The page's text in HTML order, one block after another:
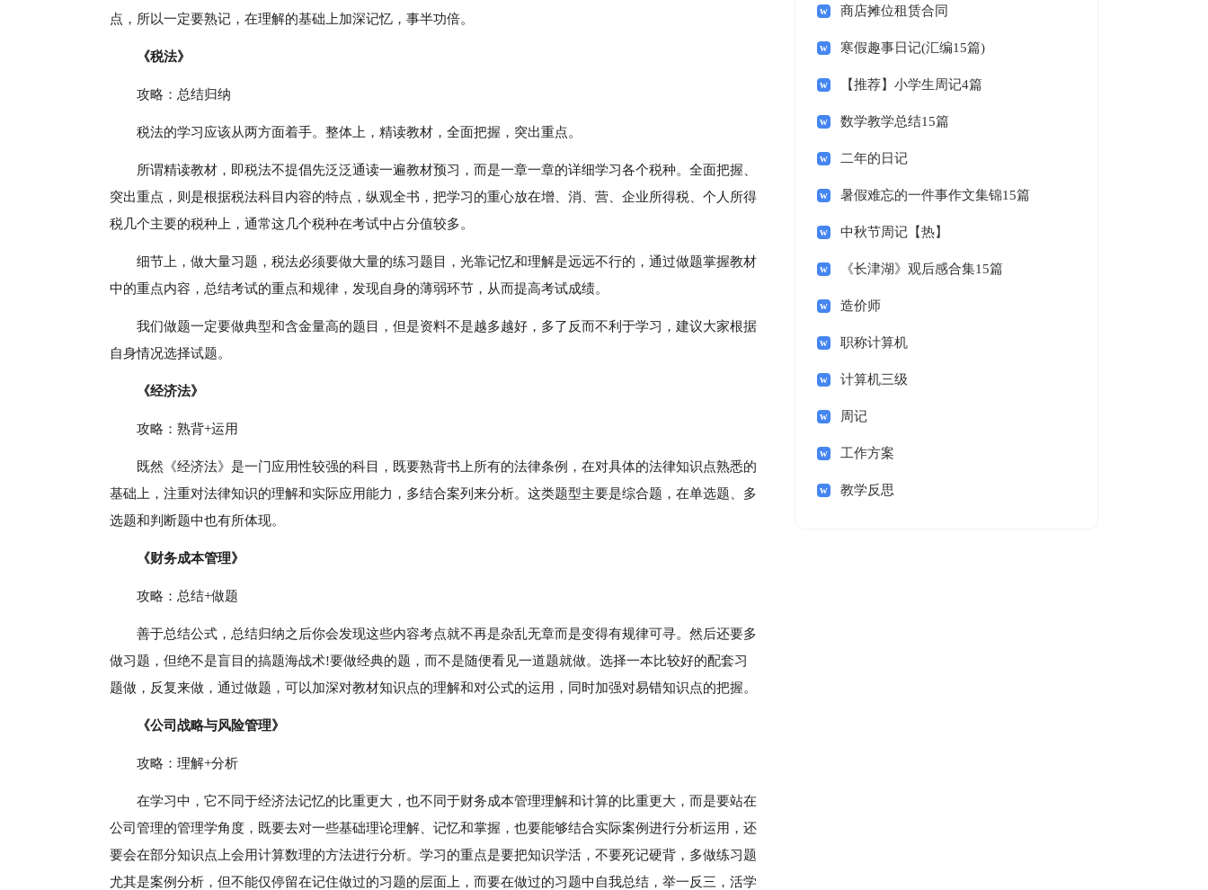
点，所以一定要熟记，在理解的基础上加深记忆，事半功倍。
《税法》
攻略：总结归纳
税法的学习应该从两方面着手。整体上，精读教材，全面把握，突出重点。
所谓精读教材，即税法不提倡先泛泛通读一遍教材预习，而是一章一章的详细学习各个税种。全面把握、
突出重点，则是根据税法科目内容的特点，纵观全书，把学习的重心放在增、消、营、企业所得税、个人所得
税几个主要的税种上，通常这几个税种在考试中占分值较多。
细节上，做大量习题，税法必须要做大量的练习题目，光靠记忆和理解是远远不行的，通过做题掌握教材
中的重点内容，总结考试的重点和规律，发现自身的薄弱环节，从而提高考试成绩。
我们做题一定要做典型和含金量高的题目，但是资料不是越多越好，多了反而不利于学习，建议大家根据
自身情况选择试题。
《经济法》
攻略：熟背+运用
既然《经济法》是一门应用性较强的科目，既要熟背书上所有的法律条例，在对具体的法律知识点熟悉的
基础上，注重对法律知识的理解和实际应用能力，多结合案列来分析。这类题型主要是综合题，在单选题、多
选题和判断题中也有所体现。
《财务成本管理》
攻略：总结+做题
善于总结公式，总结归纳之后你会发现这些内容考点就不再是杂乱无章而是变得有规律可寻。然后还要多
做习题，但绝不是盲目的搞题海战术!要做经典的题，而不是随便看见一道题就做。选择一本比较好的配套习
题做，反复来做，通过做题，可以加深对教材知识点的理解和对公式的运用，同时加强对易错知识点的把握。
《公司战略与风险管理》
攻略：理解+分析
在学习中，它不同于经济法记忆的比重更大，也不同于财务成本管理理解和计算的比重更大，而是要站在
公司管理的管理学角度，既要去对一些基础理论理解、记忆和掌握，也要能够结合实际案例进行分析运用，还
要会在部分知识点上会用计算数理的方法进行分析。学习的重点是要把知识学活，不要死记硬背，多做练习题
尤其是案例分析，但不能仅停留在记住做过的习题的层面上，而要在做过的习题中自我总结，举一反三，活学
商店摊位租赁合同
寒假趣事日记(汇编15篇)
【推荐】小学生周记4篇
数学教学总结15篇
二年的日记
暑假难忘的一件事作文集锦15篇
中秋节周记【热】
《长津湖》观后感合集15篇
造价师
职称计算机
计算机三级
周记
工作方案
教学反思